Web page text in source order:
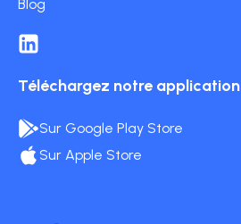
Blog
Téléchargez notre application
Sur Google Play Store
Sur Apple Store